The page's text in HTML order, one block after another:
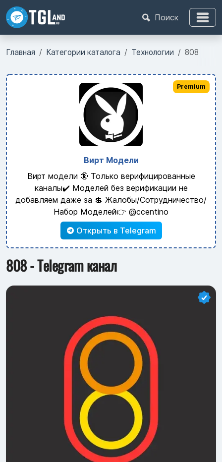
Поиск
Главная Категории каталога Технологии 808
Вирт Модели
Вирт модели 🔞 Только верифицированные
каналы✔️ Моделей без верификации не
добавляем даже за 💲 Жалобы/Сотрудничество/
Набор Моделей👉 @ccentino
Открыть в Telegram
Premium
808 - Telegram канал